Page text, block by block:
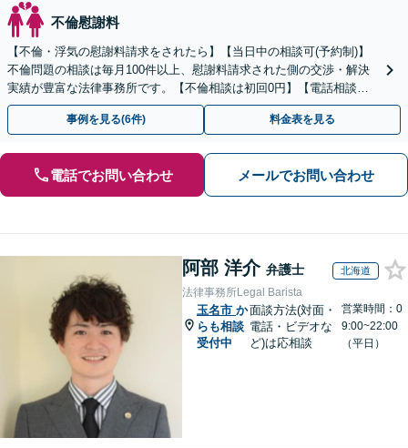
不倫慰謝料
【不倫・浮気の慰謝料請求をされたら】【当日中の相談可(予約制)】
不倫問題の相談は毎月100件以上、慰謝料請求された側の交渉・解決
実績が豊富な法律事務所です。【不倫相談は初回0円】【電話相談で
ご契約まで対応可/来所不要】
事例を見る(6件) 料金表を見る
電話でお問い合わせ メールでお問い合わせ
阿部 洋介 弁護士 北海道
法律事務所Legal Barista
玉名市 か
らも相談
受付中
面談方法(対面・
電話・ビデオな
ど)は応相談
営業時間：0
9:00~22:00
（平日）